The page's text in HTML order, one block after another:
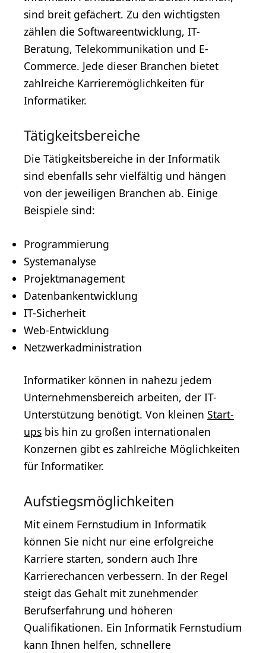
sind breit gefächert. Zu den wichtigsten
zählen die Softwareentwicklung, IT-
Beratung, Telekommunikation und E-
Commerce. Jede dieser Branchen bietet
zahlreiche Karrieremöglichkeiten für
Informatiker.
Tätigkeitsbereiche
Die Tätigkeitsbereiche in der Informatik
sind ebenfalls sehr vielfältig und hängen
von der jeweiligen Branchen ab. Einige
Beispiele sind:
Programmierung
Systemanalyse
Projektmanagement
Datenbankentwicklung
IT-Sicherheit
Web-Entwicklung
Netzwerkadministration
Informatiker können in nahezu jedem
Unternehmensbereich arbeiten, der IT-
Unterstützung benötigt. Von kleinen Start-
ups bis hin zu großen internationalen
Konzernen gibt es zahlreiche Möglichkeiten
für Informatiker.
Aufstiegsmöglichkeiten
Mit einem Fernstudium in Informatik
können Sie nicht nur eine erfolgreiche
Karriere starten, sondern auch Ihre
Karrierechancen verbessern. In der Regel
steigt das Gehalt mit zunehmender
Berufserfahrung und höheren
Qualifikationen. Ein Informatik Fernstudium
kann Ihnen helfen, schnellere